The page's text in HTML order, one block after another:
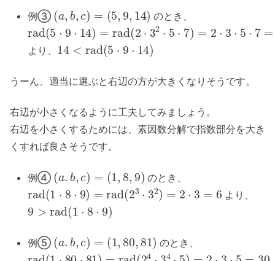
例③ ( b ) 5,9 14) のとき、
rad(5 9 14)= rad( 2⋅3 2⋅5 7)= 2⋅ 5⋅ = 210
より、 14 rad ( 5⋅ ⋅14 )
うーん、適当に選ぶと右辺の方が大きくなりそうです。
右辺が小さくなるように工夫してみましょう。
右辺を小さくするためには、素因数分解で指数部分を大き
くすれば良さそうです。
例④ ( b ) ,8 9 のとき、
rad(1⋅ 8⋅ 9 )= rad( 23⋅32)=2⋅3= 6 より、
9 rad ( 1⋅ ⋅9
例⑤ ( b ) ,80,81) のとき、
rad(1⋅ 80⋅ 81) = rad 24⋅34⋅5)=2 ⋅5 =30